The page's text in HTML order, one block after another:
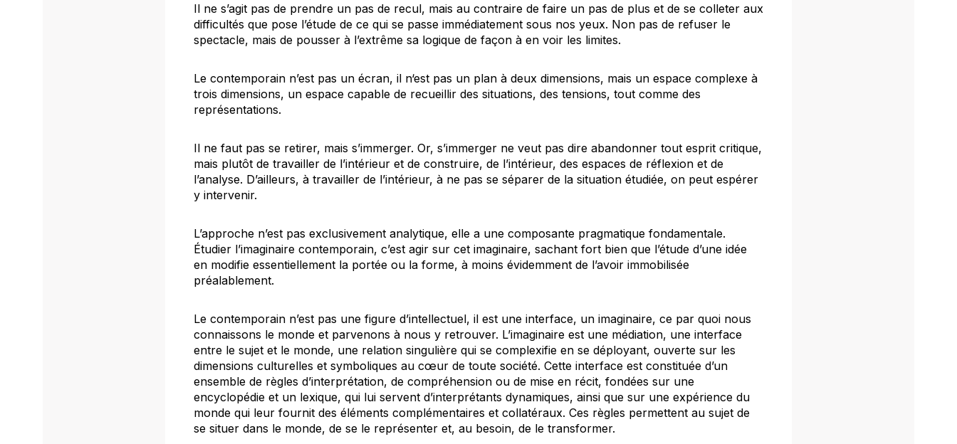
Il ne s’agit pas de prendre un pas de recul, mais au contraire de faire un pas de plus et de se colleter aux
difficultés que pose l’étude de ce qui se passe immédiatement sous nos yeux. Non pas de refuser le
spectacle, mais de pousser à l’extrême sa logique de façon à en voir les limites.
Le contemporain n’est pas un écran, il n‘est pas un plan à deux dimensions, mais un espace complexe à
trois dimensions, un espace capable de recueillir des situations, des tensions, tout comme des
représentations.
Il ne faut pas se retirer, mais s’immerger. Or, s’immerger ne veut pas dire abandonner tout esprit critique,
mais plutôt de travailler de l’intérieur et de construire, de l’intérieur, des espaces de réflexion et de
l’analyse. D’ailleurs, à travailler de l’intérieur, à ne pas se séparer de la situation étudiée, on peut espérer
y intervenir.
L’approche n’est pas exclusivement analytique, elle a une composante pragmatique fondamentale.
Étudier l’imaginaire contemporain, c’est agir sur cet imaginaire, sachant fort bien que l’étude d’une idée
en modifie essentiellement la portée ou la forme, à moins évidemment de l’avoir immobilisée
préalablement.
Le contemporain n’est pas une figure d’intellectuel, il est une interface, un imaginaire, ce par quoi nous
connaissons le monde et parvenons à nous y retrouver. L’imaginaire est une médiation, une interface
entre le sujet et le monde, une relation singulière qui se complexifie en se déployant, ouverte sur les
dimensions culturelles et symboliques au cœur de toute société. Cette interface est constituée d’un
ensemble de règles d’interprétation, de compréhension ou de mise en récit, fondées sur une
encyclopédie et un lexique, qui lui servent d’interprétants dynamiques, ainsi que sur une expérience du
monde qui leur fournit des éléments complémentaires et collatéraux. Ces règles permettent au sujet de
se situer dans le monde, de se le représenter et, au besoin, de le transformer.